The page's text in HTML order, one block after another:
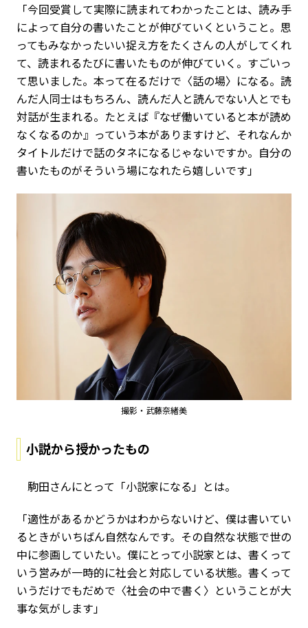
「今回受賞して実際に読まれてわかったことは、読み手
によって自分の書いたことが伸びていくということ。思
ってもみなかったいい捉え方をたくさんの人がしてくれ
て、読まれるたびに書いたものが伸びていく。すごいっ
て思いました。本って在るだけで〈話の場〉になる。読
んだ人同士はもちろん、読んだ人と読んでない人とでも
対話が生まれる。たとえば『なぜ働いていると本が読め
なくなるのか』っていう本がありますけど、それなんか
タイトルだけで話のタネになるじゃないですか。自分の
書いたものがそういう場になれたら嬉しいです」
撮影・武藤奈緒美
小説から授かったもの
駒田さんにとって「小説家になる」とは。
「適性があるかどうかはわからないけど、僕は書いてい
るときがいちばん自然なんです。その自然な状態で世の
中に参画していたい。僕にとって小説家とは、書くって
いう営みが一時的に社会と対応している状態。書くって
いうだけでもだめで〈社会の中で書く〉ということが大
事な気がします」